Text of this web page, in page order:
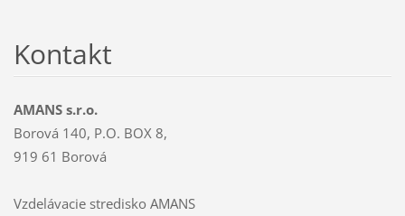
Kontakt
AMANS s.r.o.
Borová 140, P.O. BOX 8,
919 61 Borová
Vzdelávacie stredisko AMANS